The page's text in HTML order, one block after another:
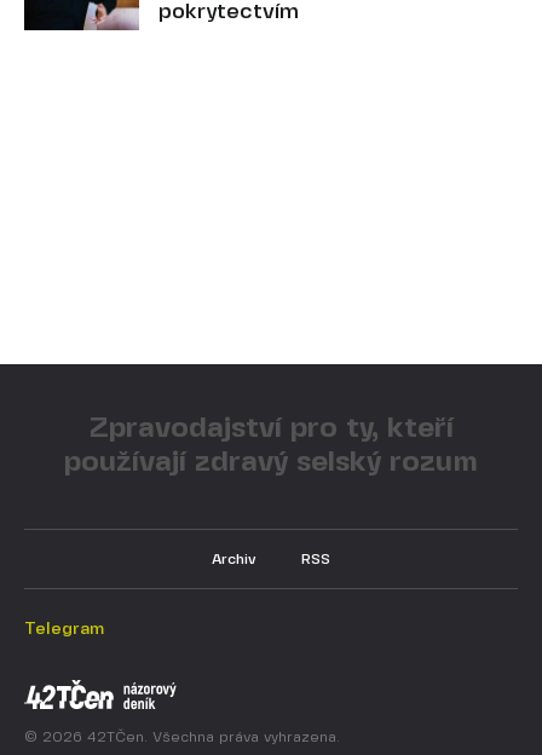
pokrytectvím
Zpravodajství pro ty, kteří
používají zdravý selský rozum
Archiv RSS
© 2026 42TČen. Všechna práva vyhrazena.
Telegram